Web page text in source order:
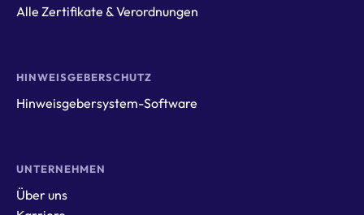
Alle Zertifikate & Verordnungen
HINWEISGEBERSCHUTZ
Hinweisgebersystem-Software
UNTERNEHMEN
Über uns